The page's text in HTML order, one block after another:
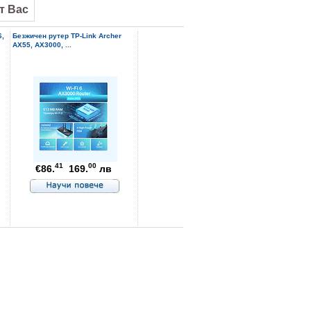
Вас
Безжичен рутер TP-Link Archer
AX55, AX3000, ...
€86.41169.00 лв